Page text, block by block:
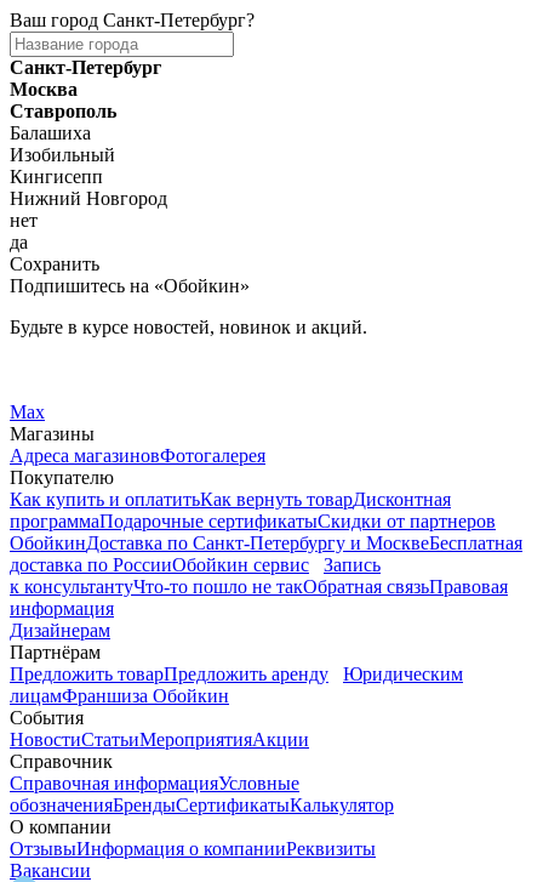
Ваш город Санкт-Петербург?
Санкт-Петербург
Москва
Ставрополь
Балашиха
Изобильный
Кингисепп
Нижний Новгород
нет
да
Сохранить
Подпишитесь на «Обойкин»
Будьте в курсе новостей, новинок и акций.
Max
Магазины
Адреса магазиновФотогалерея
Покупателю
Как купить и оплатитьКак вернуть товарДисконтная
программаПодарочные сертификатыСкидки от партнеров
ОбойкинДоставка по Санкт-Петербургу и МосквеБесплатная
доставка по РоссииОбойкин сервис
Запись
к консультантуЧто-то пошло не такОбратная связьПравовая
информация
Дизайнерам
Партнёрам
Предложить товарПредложить аренду
Юридическим
лицамФраншиза Обойкин
События
НовостиСтатьиМероприятияАкции
Справочник
Справочная информацияУсловные
обозначенияБрендыСертификатыКалькулятор
О компании
ОтзывыИнформация о компанииРеквизиты
Вакансии